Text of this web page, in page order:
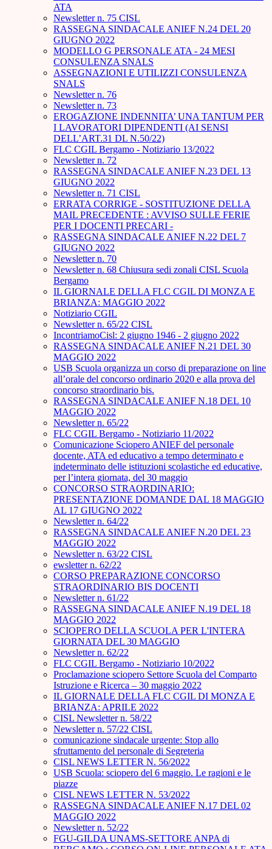
ATA
Newsletter n. 75 CISL
RASSEGNA SINDACALE ANIEF N.24 DEL 20
GIUGNO 2022
MODELLO G PERSONALE ATA - 24 MESI
CONSULENZA SNALS
ASSEGNAZIONI E UTILIZZI CONSULENZA
SNALS
Newsletter n. 76
Newsletter n. 73
EROGAZIONE INDENNITA’ UNA TANTUM PER
I LAVORATORI DIPENDENTI (AI SENSI
DELL’ART.31 DL N.50/22)
FLC CGIL Bergamo - Notiziario 13/2022
Newsletter n. 72
RASSEGNA SINDACALE ANIEF N.23 DEL 13
GIUGNO 2022
Newsletter n. 71 CISL
ERRATA CORRIGE - SOSTITUZIONE DELLA
MAIL PRECEDENTE : AVVISO SULLE FERIE
PER I DOCENTI PRECARI -
RASSEGNA SINDACALE ANIEF N.22 DEL 7
GIUGNO 2022
Newsletter n. 70
Newsletter n. 68 Chiusura sedi zonali CISL Scuola
Bergamo
IL GIORNALE DELLA FLC CGIL DI MONZA E
BRIANZA: MAGGIO 2022
Notiziario CGIL
Newsletter n. 65/22 CISL
IncontriamoCisl: 2 giugno 1946 - 2 giugno 2022
RASSEGNA SINDACALE ANIEF N.21 DEL 30
MAGGIO 2022
USB Scuola organizza un corso di preparazione on line
all’orale del concorso ordinario 2020 e alla prova del
concorso straordinario bis.
RASSEGNA SINDACALE ANIEF N.18 DEL 10
MAGGIO 2022
Newsletter n. 65/22
FLC CGIL Bergamo - Notiziario 11/2022
Comunicazione Sciopero ANIEF del personale
docente, ATA ed educativo a tempo determinato e
indeterminato delle istituzioni scolastiche ed educative,
per l’intera giornata, del 30 maggio
CONCORSO STRAORDINARIO:
PRESENTAZIONE DOMANDE DAL 18 MAGGIO
AL 17 GIUGNO 2022
Newsletter n. 64/22
RASSEGNA SINDACALE ANIEF N.20 DEL 23
MAGGIO 2022
Newsletter n. 63/22 CISL
ewsletter n. 62/22
CORSO PREPARAZIONE CONCORSO
STRAORDINARIO BIS DOCENTI
Newsletter n. 61/22
RASSEGNA SINDACALE ANIEF N.19 DEL 18
MAGGIO 2022
SCIOPERO DELLA SCUOLA PER L'INTERA
GIORNATA DEL 30 MAGGIO
Newsletter n. 62/22
FLC CGIL Bergamo - Notiziario 10/2022
Proclamazione sciopero Settore Scuola del Comparto
Istruzione e Ricerca – 30 maggio 2022
IL GIORNALE DELLA FLC CGIL DI MONZA E
BRIANZA: APRILE 2022
CISL Newsletter n. 58/22
Newsletter n. 57/22 CISL
comunicazione sindacale urgente: Stop allo
sfruttamento del personale di Segreteria
CISL NEWS LETTER N. 56/2022
USB Scuola: sciopero del 6 maggio. Le ragioni e le
piazze
CISL NEWS LETTER N. 53/2022
RASSEGNA SINDACALE ANIEF N.17 DEL 02
MAGGIO 2022
Newsletter n. 52/22
FGU-GILDA UNAMS-SETTORE ANPA di